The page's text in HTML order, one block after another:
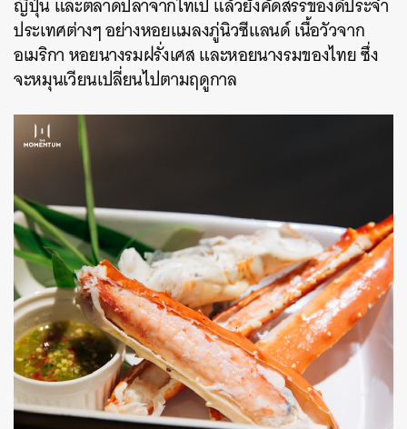
ประเทศต่างๆ อย่างหอยแมลงภู่นิวซีแลนด์ เนื้อวัวจาก
อเมริกา หอยนางรมฝรั่งเศส และหอยนางรมของไทย ซึ่ง
จะหมุนเวียนเปลี่ยนไปตามฤดูกาล